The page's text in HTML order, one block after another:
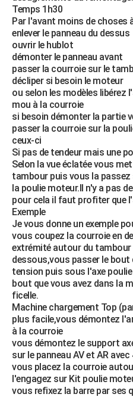
Temps 1h30
Par l'avant moins de choses
enlever le panneau du dessus
ouvrir le hublot
démonter le panneau avant
passer la courroie sur le
décliper si besoin le moteur
ou selon les modèles libérez
mou à la courroie
si besoin démonter la partie
passer la courroie sur la
ceux-ci
Si pas de tendeur mais une
Selon la vue éclatée vous
tambour puis vous la
la poulie moteur.Il n'y a pas
pour cela il faut profiter que
Exemple
Je vous donne un exemple
vous coupez la courroie en
extrémité autour du tambour
dessous,vous passer le bout
tension puis sous l'axe
bout que vous avez dans la
ficelle.
Machine chargement Top
plus facile,vous démontez
à la courroie
vous démontez le support
sur le panneau AV et AR avec
vous placez la courroie
l'engagez sur Kit poulie
vous refixez la barre par ses